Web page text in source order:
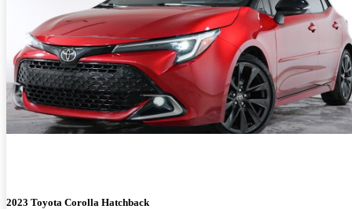
2023 Toyota Corolla Hatchback